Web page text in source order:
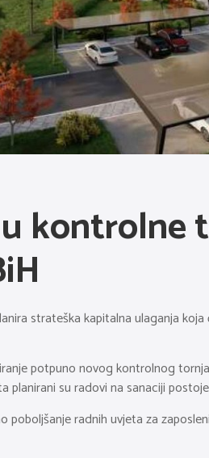
kontrolne
strateška kapitalna ulaganja
potpuno novog kontrolnog
su radovi na sanaciji
radnih uvjeta za